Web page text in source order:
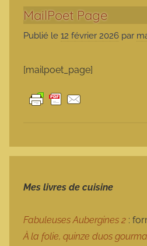
MailPoet Page
Publié le 12 février 2026 par
[mailpoet_page]
Mes livres de cuisine
Fabuleuses Aubergines 2 :
À la folie, quinze duos